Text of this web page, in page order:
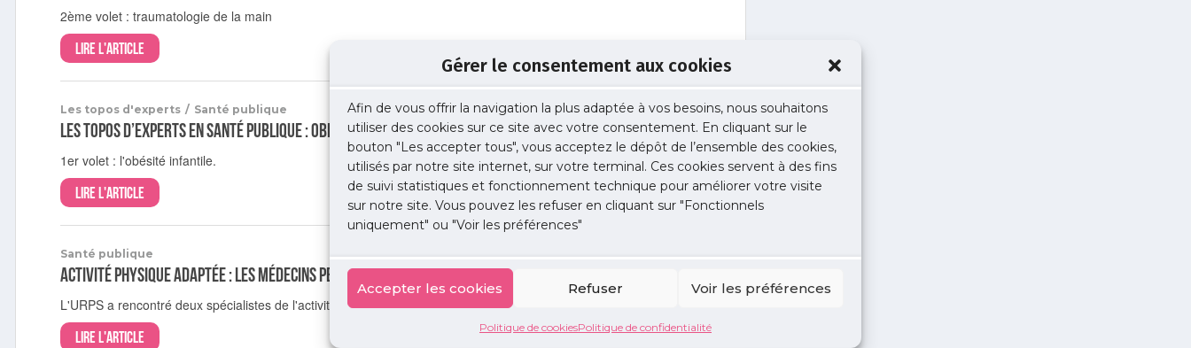
Gérer le consentement aux cookies
Afin de vous offrir la navigation la plus adaptée à vos besoins, nous souhaitons
utiliser des cookies sur ce site avec votre consentement. En cliquant sur le
bouton "Les accepter tous", vous acceptez le dépôt de l’ensemble des cookies,
utilisés par notre site internet, sur votre terminal. Ces cookies servent à des fins
de suivi statistiques et fonctionnement technique pour améliorer votre visite
sur notre site. Vous pouvez les refuser en cliquant sur "Fonctionnels
uniquement" ou "Voir les préférences"
Accepter les cookies Refuser Voir les préférences
Politique de cookiesPolitique de confidentialité
2ème volet : traumatologie de la main
Lire l'article
Les topos d'experts / Santé publique
Les topos d’experts en Santé publique : obésité infantile
1er volet : l'obésité infantile.
Lire l'article
Santé publique
Activité Physique Adaptée : les médecins peuvent désormais la prescrire !
L'URPS a rencontré deux spécialistes de l'activité physique.
Lire l'article